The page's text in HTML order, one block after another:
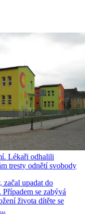
Lékaři odhalili
tresty odnětí svobody
začal upadat do
se zabývá
života dítěte se